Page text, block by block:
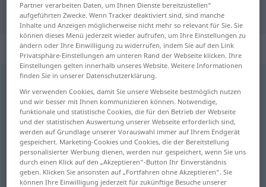
"neben" Russisch Übersetzung
„neben“: Präposition
nebenpräp
Übersicht aller Übersetzungen
(Für mehr Details die Übersetzung anklicken/antippen)
возле, у, около возле, рядом с
наряду с, кроме
Partner verarbeiten Daten, um Ihnen Dienste bereitzustellen“
aufgeführten Zwecke. Wenn Tracker deaktiviert sind, sind manche
Inhalte und Anzeigen möglicherweise nicht mehr so relevant für Sie. Sie
können dieses Menü jederzeit wieder aufrufen, um Ihre Einstellungen zu
ändern oder Ihre Einwilligung zu widerrufen, indem Sie auf den Link
Privatsphäre-Einstellungen am unteren Rand der Webseite klicken. Ihre
Einstellungen gelten innerhalb unseres Website. Weitere Informationen
finden Sie in unserer Datenschutzerklärung.
Wir verwenden Cookies, damit Sie unsere Webseite bestmöglich nutzen
und wir besser mit Ihnen kommunizieren können. Notwendige,
funktionale und statistische Cookies, die für den Betrieb der Webseite
und der statistischen Auswertung unserer Webseite erforderlich sind,
werden auf Grundlage unserer Vorauswahl immer auf Ihrem Endgerät
gespeichert. Marketing-Cookies und Cookies, die der Bereitstellung
personalisierter Werbung dienen, werden nur gespeichert, wenn Sie uns
durch einen Klick auf den „Akzeptieren“-Button Ihr Einverständnis
geben. Klicken Sie ansonsten auf „Fortfahren ohne Akzeptieren“. Sie
können Ihre Einwilligung jederzeit für zukünftige Besuche unserer